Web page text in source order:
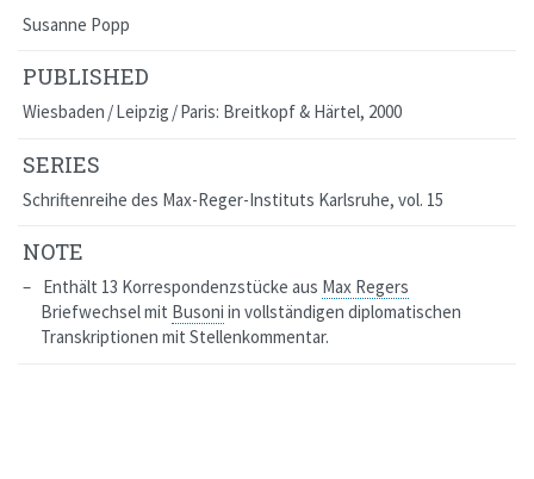
Susanne Popp
PUBLISHED
Wiesbaden / Leipzig / Paris: Breitkopf & Härtel, 2000
SERIES
Schriftenreihe des Max-Reger-Instituts Karlsruhe, vol. 15
NOTE
Enthält 13 Korrespondenzstücke aus Max Regers
Briefwechsel mit Busoni in vollständigen diplomatischen
Transkriptionen mit Stellenkommentar.